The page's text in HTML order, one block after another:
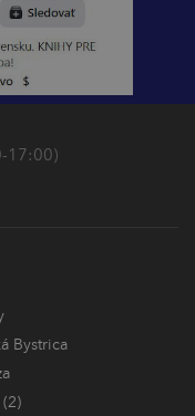
17:00)
Bystrica
(2)